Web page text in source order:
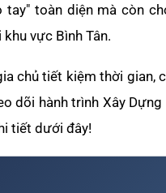
toàn diện mà còn
vực Bình Tân.
chủ tiết kiệm thời gian,
dõi hành trình Xây
tiết dưới đây!